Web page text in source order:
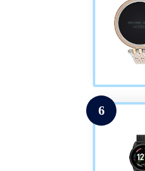
6